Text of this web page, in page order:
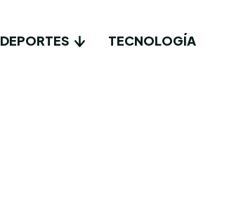
DEPORTES TECNOLOGÍA